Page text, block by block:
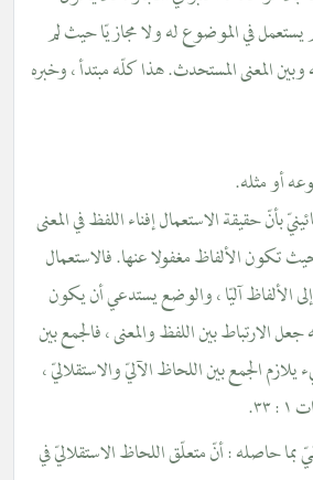
يستعمل في الموضوع له ولا مجازيّا حيث لم
المعنى المستحدث. هذا كلّه مبتدأ ، وخبره
بأنّ حقيقة الاستعمال إفناء اللفظ في المعنى
تكون الألفاظ مغفولا عنها. فالاستعمال
الألفاظ آليّا ، والوضع يستدعي أن يكون
جعل الارتباط بين اللفظ والمعنى ، فالجمع بين
الجمع بين اللحاظ الآليّ والاستقلاليّ ،
بما حاصله : أنّ متعلّق اللحاظ الاستقلاليّ في